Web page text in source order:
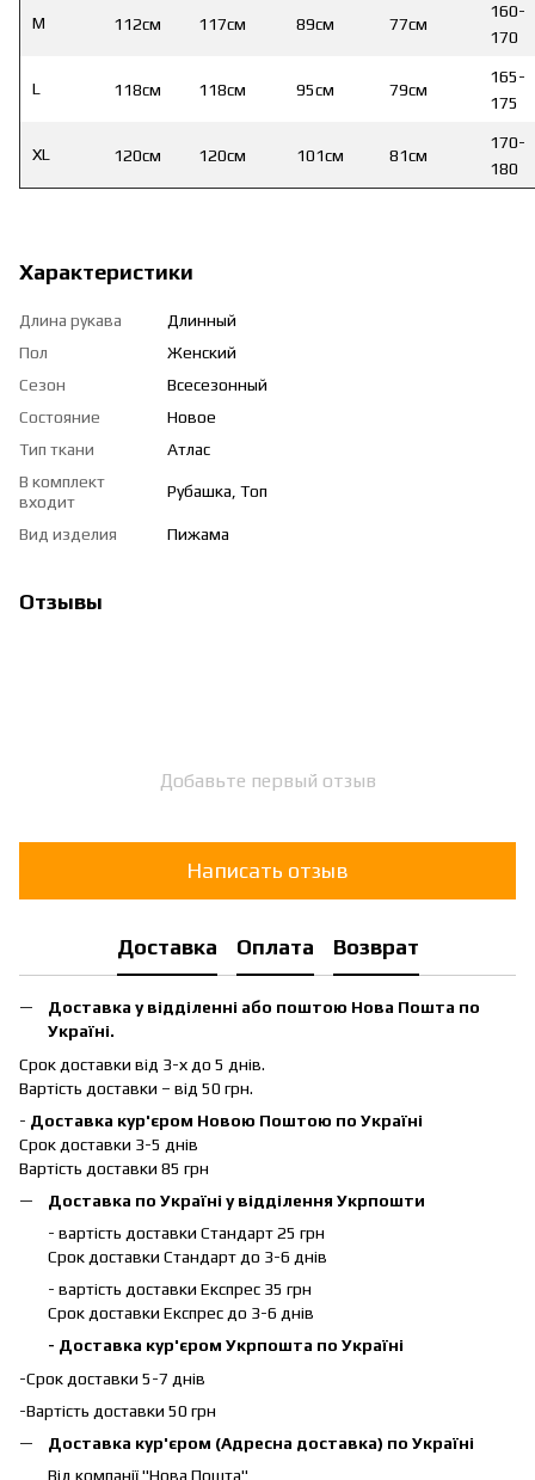
M 112см 117см 89см 77см
160-
170
L 118см 118см 95см 79см
165-
175
XL 120см 120см 101см 81см
170-
180
Характеристики
Длина рукава
Длинный
Пол
Женский
Сезон
Всесезонный
Состояние
Новое
Тип ткани
Атлас
В комплект
входит
Рубашка, Топ
Вид изделия Пижама
Отзывы
Добавьте первый отзыв
Написать отзыв
Доставка Оплата Возврат
Доставка у відділенні або поштою Нова Пошта по
Україні.
Срок доставки від 3-х до 5 днів.
Вартість доставки – від 50 грн.
- Доставка кур'єром Новою Поштою по Україні
Срок доставки 3-5 днів
Вартість доставки 85 грн
Доставка по Україні у відділення Укрпошти
- вартість доставки Стандарт 25 грн
Срок доставки Стандарт до 3-6 днів
- вартість доставки Експрес 35 грн
Срок доставки Експрес до 3-6 днів
- Доставка кур'єром Укрпошта по Україні
-Срок доставки 5-7 днів
-Вартість доставки 50 грн
Доставка кур'єром (Адресна доставка) по Україні
Від компанії "Нова Пошта"